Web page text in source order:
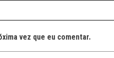
vez que eu comentar.